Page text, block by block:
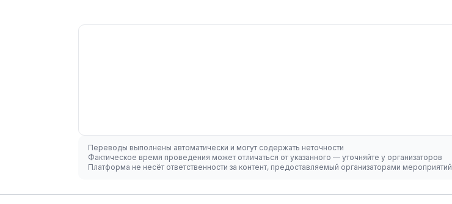
Переводы выполнены автоматически и могут содержать неточности
Фактическое время проведения может отличаться от указанного — уточняйте у организаторов
Платформа не несёт ответственности за контент, предоставляемый организаторами мероприятий